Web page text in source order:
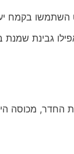
השתמשו בקמח
גבינת
החדר,